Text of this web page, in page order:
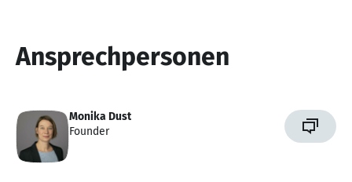
Ansprechpersonen
Monika Dust
Founder